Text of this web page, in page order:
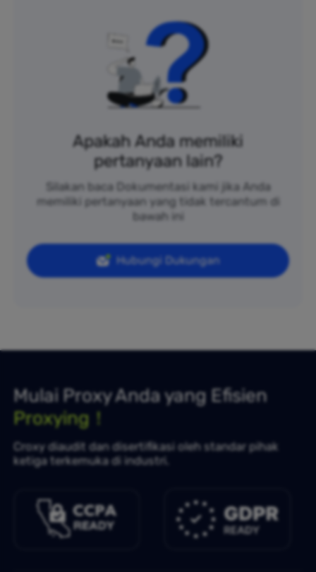
Apakah Anda memiliki
pertanyaan lain?
Silakan baca Dokumentasi kami jika Anda
memiliki pertanyaan yang tidak tercantum di
bawah ini
Hubungi Dukungan
Mulai Proxy Anda yang Efisien
Proxying！
Croxy diaudit dan disertifikasi oleh standar pihak
ketiga terkemuka di industri.